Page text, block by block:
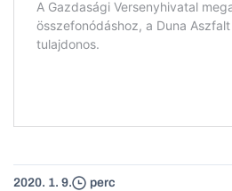
2020. 1. 9. perc